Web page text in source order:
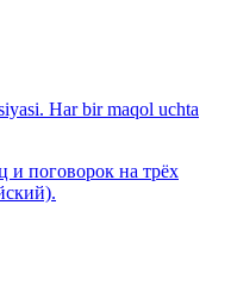
Har bir maqol uchta
и поговорок на трёх